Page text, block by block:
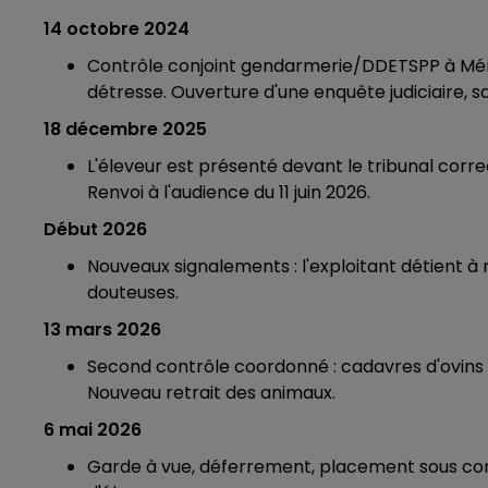
14 octobre 2024
Contrôle conjoint gendarmerie/DDETSPP à
détresse. Ouverture d'une enquête judiciaire,
18 décembre 2025
L'éleveur est présenté devant le tribunal
Renvoi à l'audience du 11 juin 2026.
Début 2026
Nouveaux signalements : l'exploitant détient
douteuses.
13 mars 2026
Second contrôle coordonné : cadavres
Nouveau retrait des animaux.
6 mai 2026
Garde à vue, déferrement, placement sous